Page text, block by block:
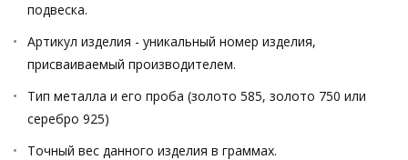
подвеска.
Артикул изделия - уникальный номер изделия,
присваиваемый производителем.
Тип металла и его проба (золото 585, золото 750 или
серебро 925)
Точный вес данного изделия в граммах.